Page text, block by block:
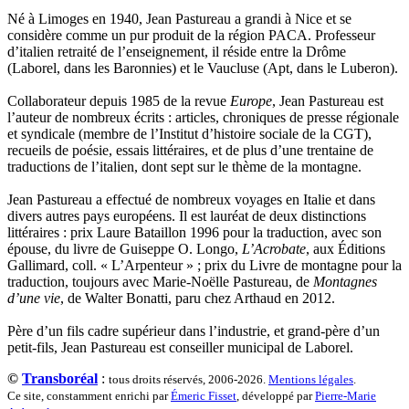
Pelcat Armelle
Peltier Julien
Pinchon Emmanuel
Pitiot Michaël
Plane Alice
Poncet Sally
Poncins Gontran de
Poulle Marie-Lazarine
Poussin Alexandre
Quierzy Pauline
Raffard Matthieu
Rasse Rémy
Ravel Patrice de
Revel Luc de
Ripart Jacqueline
Rizzato Tullio
Rondón Analía
Roperch Aurélie
Roux Baptiste
Sablé Erik
Saint-Loup
Né à Limoges en 1940, Jean Pastureau a grandi à Nice et se
considère comme un pur produit de la région PACA. Professeur
d’italien retraité de l’enseignement, il réside entre la Drôme
(Laborel, dans les Baronnies) et le Vaucluse (Apt, dans le Luberon).
Collaborateur depuis 1985 de la revue Europe, Jean Pastureau est
l’auteur de nombreux écrits : articles, chroniques de presse régionale
et syndicale (membre de l’Institut d’histoire sociale de la CGT),
recueils de poésie, essais littéraires, et de plus d’une trentaine de
traductions de l’italien, dont sept sur le thème de la montagne.
Jean Pastureau a effectué de nombreux voyages en Italie et dans
divers autres pays européens. Il est lauréat de deux distinctions
littéraires : prix Laure Bataillon 1996 pour la traduction, avec son
épouse, du livre de Guiseppe O. Longo, L’Acrobate, aux Éditions
Gallimard, coll. « L’Arpenteur » ; prix du Livre de montagne pour la
traduction, toujours avec Marie-Noëlle Pastureau, de Montagnes
d’une vie, de Walter Bonatti, paru chez Arthaud en 2012.
Père d’un fils cadre supérieur dans l’industrie, et grand-père d’un
petit-fils, Jean Pastureau est conseiller municipal de Laborel.
© Transboréal : tous droits réservés, 2006-2026. Mentions légales
Ce site, constamment enrichi parÉmeric Fisset , développé parPierre-Marie